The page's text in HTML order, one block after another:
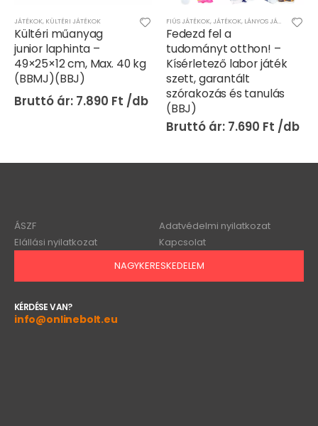
JÁTÉKOK, KÜLTÉRI JÁTÉKOK
Kültéri műanyag
junior laphinta –
49×25×12 cm, Max. 40 kg
(BBMJ)(BBJ)
7.890 Ft
FIÚS JÁTÉKOK,JÁTÉKOK, LÁNYOS JÁTÉKOK
Fedezd fel a
tudományt otthon! –
Kísérletező labor játék
szett, garantált
szórakozás és tanulás
(BBJ)
7.690 Ft
ÁSZF
Adatvédelmi nyilatkozat
Elállási nyilatkozat
Kapcsolat
NAGYKERESKEDELEM
KÉRDÉSE VAN?
info@onlinebolt.eu